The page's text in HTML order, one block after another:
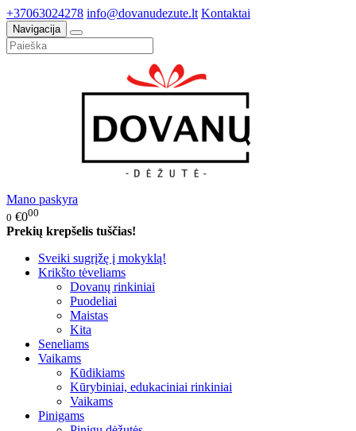
+37063024278 info@dovanudezute.lt Kontaktai
Navigacija
Mano paskyra
0 €000
Prekių krepšelis tuščias!
Sveiki sugrįžę į mokyklą!
Krikšto tėveliams
Dovanų rinkiniai
Puodeliai
Maistas
Kita
Seneliams
Vaikams
Kūdikiams
Kūrybiniai, edukaciniai rinkiniai
Vaikams
Pinigams